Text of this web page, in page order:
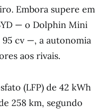
Embora supere em
— o Dolphin Mini
cv —, a autonomia
aos rivais.
(LFP) de 42 kWh
258 km, segundo